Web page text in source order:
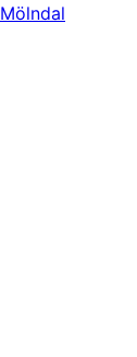
Mölndal